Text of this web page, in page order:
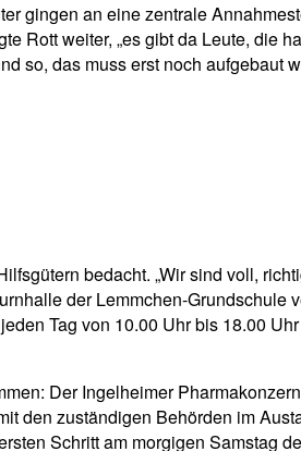
gingen an eine zentrale
Rott weiter, „es gibt da Leute, die
so, das muss erst noch aufgebaut
bedacht. „Wir sind voll,
der Lemmchen-Grundschule
Tag von 10.00 Uhr bis 18.00
Der Ingelheimer
den zuständigen Behörden im
Schritt am morgigen Samstag